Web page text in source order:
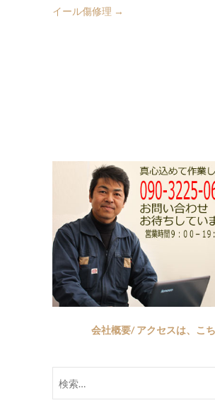
イール傷修理 →
会社概要/ アクセスは、こ